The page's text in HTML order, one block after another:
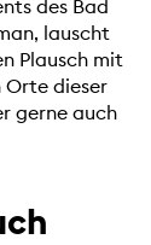
des Bad
lauscht
Plausch mit
Orte dieser
gerne auch